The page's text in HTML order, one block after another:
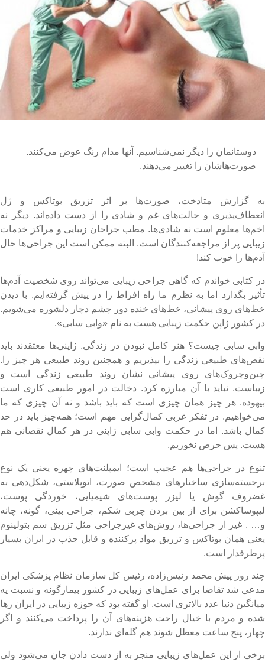
دوستانمان را دیگر نمی‌شناسیم. آنها مدام رنگ عوض می‌کنند.
صورت‌هاشان را تغییر می‌دهند.
گزارش متادخت، صورت‌ها بر اثر تزریق بوتاکس و ژل
و حالت‌های غم و شادی را از دست داده‌اند. دیگر نه
معلوم است نه شادی‌ها. مطب جراحان زیبایی و مراکز خدمات
پر از مراجعه‌کنندگان است. البته ممکن است این جراحی‌ها حال
را خوب کند!
کتابی خواندم که گاهی جراحی زیبایی می‌تواند روی شخصیت آدم‌ها
بگذارد اما به نظرم ما راه افراط را در پیش گرفته‌ایم. با دیدن
روی پیشانی، خط‌های خنده دور چشم دچار دلشوره می‌شویم.
کشور ژاپن حکمت زیبایی هست به نام «وابی سابی».
سابی چیست؟ هنر کامل نبودن در زندگی. ژاپنی‌ها معتقدند باید
طبیعی زندگی را بپذیریم و همچنین روند طبیعی هر چیز را.
روی پیشانی نشان روند طبیعی زندگی است و
نباید با آن مبارزه کرد. دخالت در امور طبیعی کاری است
هر چیز همان چیزی است که باید باشد و نه آن چیزی که ما
در تفکر غربی کمال‌گرایی مهم است؛ همه‌چیز باید در حد
باشد. اما در حکمت وابی سابی ژاپنی در هر کمال نقصانی هم
پس حرص نخوریم.
در جراحی‌ها هم عجیب است؛ ایمپلنت‌های چهره یعنی یک نوع
ساختارهای مشخص صورت، اتوپلاستی، شکل‌دهی به
گوش یا لیزر پوست‌های شیمیایی، خوردگی پوست،
برای از بین بردن چربی شکم، جراحی بینی، گونه، چانه
. غیر از جراحی‌ها، روش‌های غیرجراحی مثل تزریق سم بتولینوم
همان بوتاکس و تزریق مواد پرکننده و قابل جذب در ایران بسیار
است.
روز پیش محمد رئیس‌زاده، رئیس کل سازمان نظام پزشکی ایران
شد تقاضا برای عمل‌های زیبایی در کشور بیمارگونه و نسبت یه
دنیا عدد بالاتری است. او گفته بود که حوزه زیبایی در ایران رها
و مردم با خیال راحت هزینه‌های آن را پرداخت می‌کنند و اگر
پنج ساعت معطل شوند هم گله‌ای ندارند.
از این عمل‌های زیبایی منجر به از دست دادن جان می‌شود ولی